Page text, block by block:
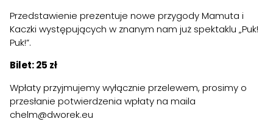
Przedstawienie prezentuje nowe przygody Mamuta i
Kaczki występujących w znanym nam już spektaklu „Puk!
Puk!”.
Bilet: 25 zł
Wpłaty przyjmujemy wyłącznie przelewem, prosimy o
przesłanie potwierdzenia wpłaty na maila
chelm@dworek.eu